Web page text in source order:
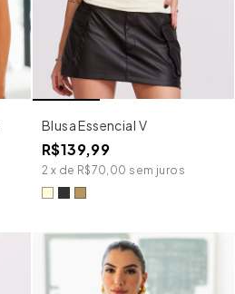
Blusa Essencial V
R$139,99
2 x de R$70,00 sem juros